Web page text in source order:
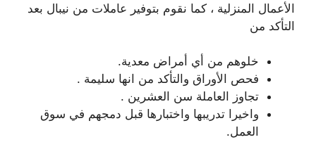
الأعمال المنزلية ، كما نقوم بتوفير عاملات من نيبال بعد
التأكد من
خلوهم من أي أمراض معدية.
فحص الأوراق والتأكد من انها سليمة .
تجاوز العاملة سن العشرين .
واخيرا تدريبها واختبارها قبل دمجهم في سوق
العمل.